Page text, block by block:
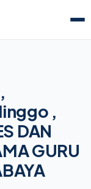
,
DAN
GURU